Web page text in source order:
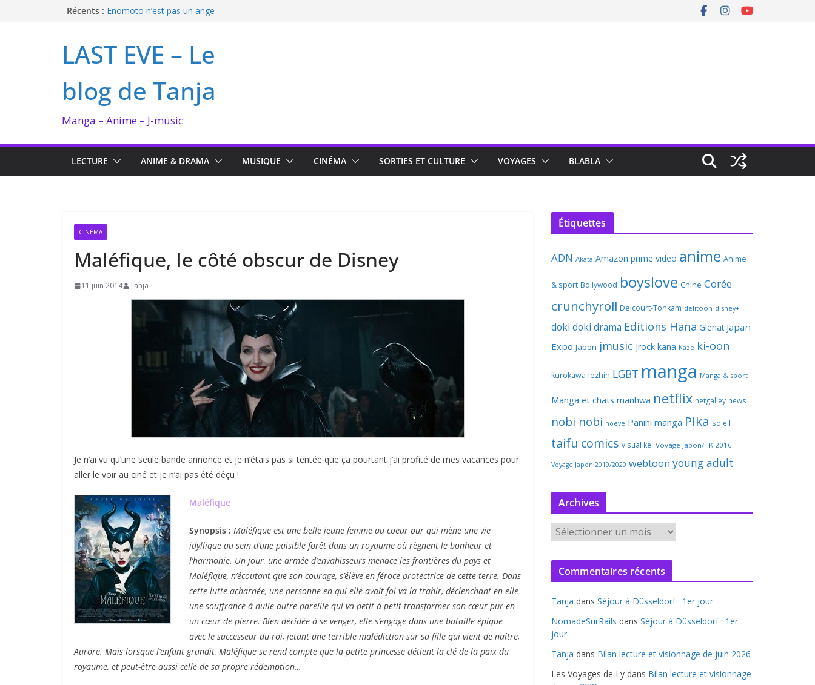
Récents : Enomoto n’est pas un ange
Ma collection BANANA FISH
I’m not in love de Zeniko Sumiya
LAST EVE – Le
blog de Tanja
Manga – Anime – J-music
LECTURE ANIME & DRAMA MUSIQUE CINÉMA SORTIES ET CULTURE VOYAGES BLABLA
CINÉMA
Maléfique, le côté obscur de Disney
11 juin 2014 Tanja
Je n’ai vu qu’une seule bande annonce et je n’étais pas si tentée que ça pourtant j’ai profité de mes vacances pour
aller le voir au ciné et je n’ai pas été déçu !
Maléfique
Synopsis : Maléfique est une belle jeune femme au coeur pur qui mène une vie
idyllique au sein d’une paisible forêt dans un royaume où règnent le bonheur et
l’harmonie. Un jour, une armée d’envahisseurs menace les frontières du pays et
Maléfique, n’écoutant que son courage, s’élève en féroce protectrice de cette terre. Dans
cette lutte acharnée, une personne en qui elle avait foi va la trahir, déclenchant en elle
une souffrance à nulle autre pareille qui va petit à petit transformer son cœur pur en
un cœur de pierre. Bien décidée à se venger, elle s’engage dans une bataille épique
avec le successeur du roi, jetant une terrible malédiction sur sa fille qui vient de naître,
Aurore. Mais lorsque l’enfant grandit, Maléfique se rend compte que la petite princesse détient la clé de la paix du
royaume, et peut-être aussi celle de sa propre rédemption…
Étiquettes
ADN Akata Amazon prime video anime Anime
& sport Bollywood boyslove Chine Corée
crunchyroll Delcourt-Tonkam delitoon disney+
doki doki drama Editions Hana Glenat Japan
Expo Japon jmusic jrock kana Kaze ki-oon
kurokawa lezhin LGBT manga Manga & sport
Manga et chats manhwa netflix netgalley news
nobi nobi noeve Panini manga Pika soleil
taifu comics visual kei Voyage Japon/HK 2016
Voyage Japon 2019/2020 webtoon young adult
Archives
r
c
v
e
s
Commentaires récents
Tanja dans Séjour à Düsseldorf : 1er jour
NomadeSurRails dans Séjour à Düsseldorf : 1er
jour
Tanja dans Bilan lecture et visionnage de juin 2026
Les Voyages de Ly dans Bilan lecture et visionnage